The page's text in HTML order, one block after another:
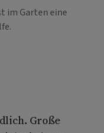
im Garten eine
Große